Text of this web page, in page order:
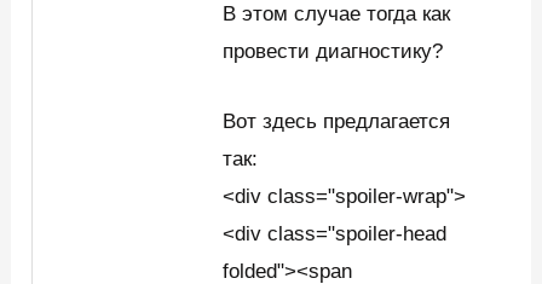
В этом случае тогда как
провести диагностику?
Вот здесь предлагается
так:
<div class="spoiler-wrap">
<div class="spoiler-head
folded"><span